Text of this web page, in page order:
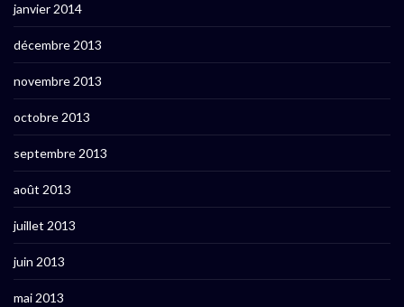
janvier 2014
décembre 2013
novembre 2013
octobre 2013
septembre 2013
août 2013
juillet 2013
juin 2013
mai 2013